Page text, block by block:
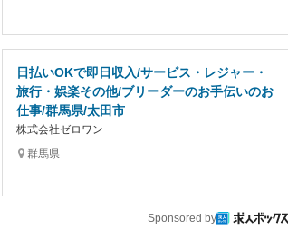
日払いOKで即日収入/サービス・レジャー・
旅行・娯楽その他/ブリーダーのお手伝いのお
仕事/群馬県/太田市
株式会社ゼロワン
群馬県
Sponsored by